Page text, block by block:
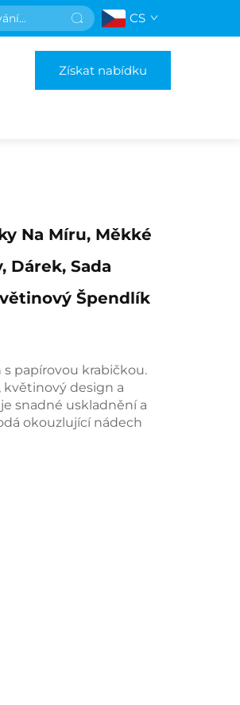
CS
Získat nabídku
Na Míru, Měkké
Dárek, Sada
Špendlík
papírovou krabičkou.
květinový design a
snadné uskladnění a
okouzlující nádech